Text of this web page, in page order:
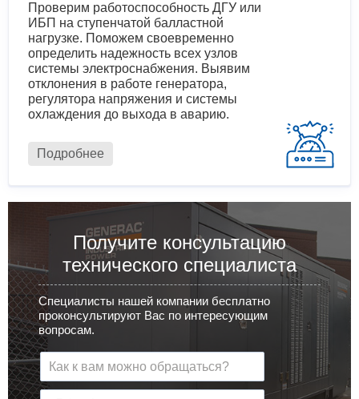
Проверим работоспособность ДГУ или
ИБП на ступенчатой балластной
нагрузке. Поможем своевременно
определить надежность всех узлов
системы электроснабжения. Выявим
отклонения в работе генератора,
регулятора напряжения и системы
охлаждения до выхода в аварию.
Подробнее
Получите консультацию
технического специалиста
Специалисты нашей компании бесплатно
проконсультируют Вас по интересующим
вопросам.